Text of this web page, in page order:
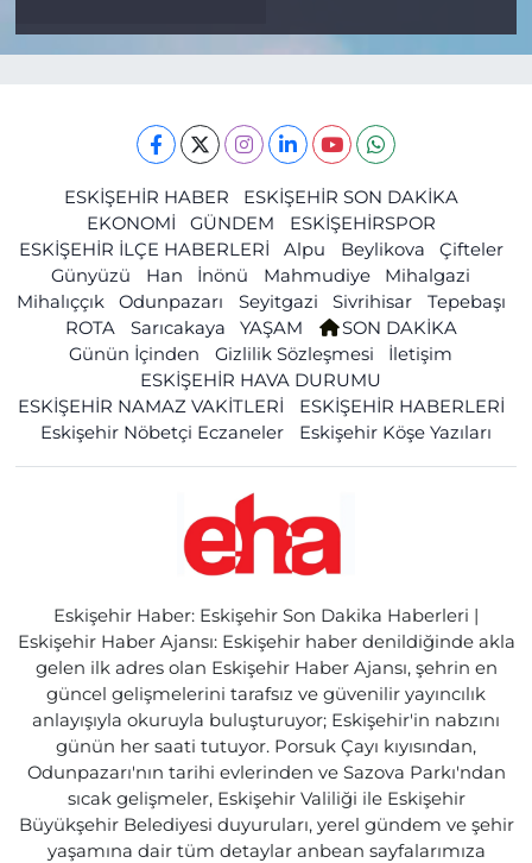
ESKİŞEHİR HABER
ESKİŞEHİR SON DAKİKA
EKONOMİ
GÜNDEM
ESKİŞEHİRSPOR
ESKİŞEHİR İLÇE HABERLERİ
Alpu Beylikova
Çifteler
Günyüzü
Han İnönü Mahmudiye
Mihalgazi
Mihalıççık
Odunpazarı Seyitgazi Sivrihisar
Tepebaşı
ROTA
Sarıcakaya YAŞAM
SON DAKİKA
Günün İçinden
Gizlilik Sözleşmesi
İletişim
ESKİŞEHİR HAVA DURUMU
ESKİŞEHİR NAMAZ VAKİTLERİ
ESKİŞEHİR HABERLERİ
Eskişehir Nöbetçi Eczaneler
Eskişehir Köşe Yazıları
Eskişehir Haber: Eskişehir Son Dakika Haberleri |
Eskişehir Haber Ajansı: Eskişehir haber denildiğinde akla
gelen ilk adres olan Eskişehir Haber Ajansı, şehrin en
güncel gelişmelerini tarafsız ve güvenilir yayıncılık
anlayışıyla okuruyla buluşturuyor; Eskişehir'in nabzını
günün her saati tutuyor. Porsuk Çayı kıyısından,
Odunpazarı'nın tarihi evlerinden ve Sazova Parkı'ndan
sıcak gelişmeler, Eskişehir Valiliği ile Eskişehir
Büyükşehir Belediyesi duyuruları, yerel gündem ve şehir
yaşamına dair tüm detaylar anbean sayfalarımıza